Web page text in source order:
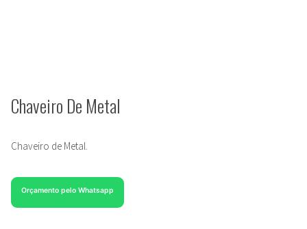
Chaveiro De Metal
Chaveiro de Metal.
Orçamento pelo Whatsapp